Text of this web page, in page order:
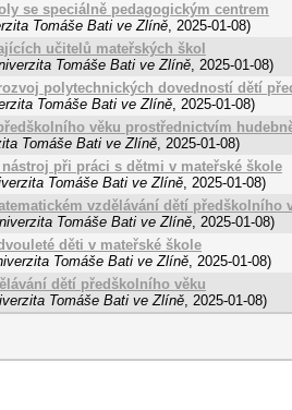
se speciálně pedagogickým centrem
Tomáše Bati ve Zlíně, 2025-01-08)
učitelů mateřských škol
Tomáše Bati ve Zlíně, 2025-01-08)
polytechnických dovedností dětí
Tomáše Bati ve Zlíně, 2025-01-08)
věku prostřednictvím
Tomáše Bati ve Zlíně, 2025-01-08)
při práci s dětmi v mateřské škole
Tomáše Bati ve Zlíně, 2025-01-08)
vzdělávání dětí předškolního
Tomáše Bati ve Zlíně, 2025-01-08)
děti v mateřské škole
Tomáše Bati ve Zlíně, 2025-01-08)
dětí předškolního věku
Tomáše Bati ve Zlíně, 2025-01-08)